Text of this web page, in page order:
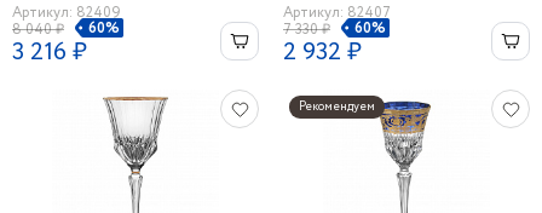
Артикул: 82409
8 040 ₽
60%
3 216 ₽
Артикул: 82407
7 330 ₽
60%
2 932 ₽
Рекомендуем